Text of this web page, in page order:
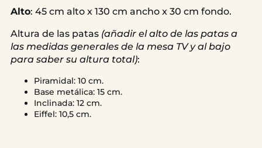
Alto: 45 cm alto x 130 cm ancho x 30 cm fondo.
Altura de las patas (añadir el alto de las patas a
las medidas generales de la mesa TV y al bajo
para saber su altura total):
Piramidal: 10 cm.
Base metálica: 15 cm.
Inclinada: 12 cm.
Eiffel: 10,5 cm.